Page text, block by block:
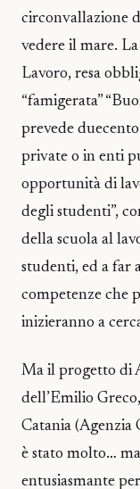
circonvallazione
vedere il mare.
Lavoro, resa
“famigerata”
prevede
private o in enti
opportunità di
degli studenti”,
della scuola al
studenti, ed a far
competenze che
inizieranno a
Ma il progetto di
dell’Emilio
Catania (Agenzia
è stato molto…
entusiasmante